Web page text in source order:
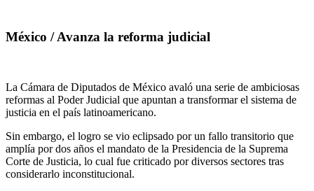
México / Avanza la reforma judicial
La Cámara de Diputados de México avaló una serie de ambiciosas
reformas al Poder Judicial que apuntan a transformar el sistema de
justicia en el país latinoamericano.
Sin embargo, el logro se vio eclipsado por un fallo transitorio que
amplía por dos años el mandato de la Presidencia de la Suprema
Corte de Justicia, lo cual fue criticado por diversos sectores tras
considerarlo inconstitucional.